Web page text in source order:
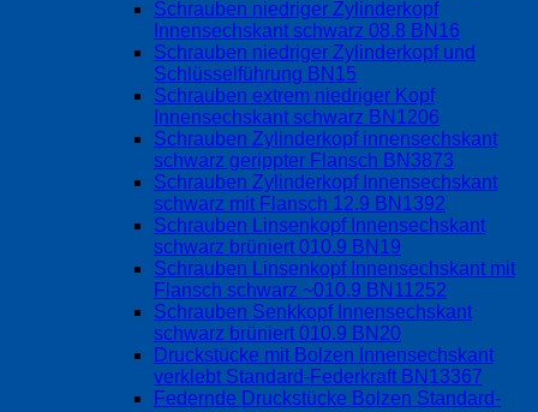
Schrauben niedriger Zylinderkopf
Innensechskant schwarz 08.8 BN16
Schrauben niedriger Zylinderkopf und
Schlüsselführung BN15
Schrauben extrem niedriger Kopf
Innensechskant schwarz BN1206
Schrauben Zylinderkopf innensechskant
schwarz gerippter Flansch BN3873
Schrauben Zylinderkopf Innensechskant
schwarz mit Flansch 12.9 BN1392
Schrauben Linsenkopf Innensechskant
schwarz brüniert 010.9 BN19
Schrauben Linsenkopf Innensechskant mit
Flansch schwarz ~010.9 BN11252
Schrauben Senkkopf Innensechskant
schwarz brüniert 010.9 BN20
Druckstücke mit Bolzen Innensechskant
verklebt Standard-Federkraft BN13367
Federnde Druckstücke Bolzen Standard-